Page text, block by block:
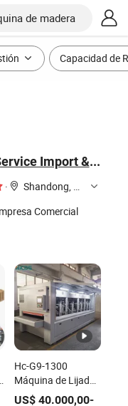
Capacidad de
Qingdao High-Class Service Import & Export Co., Ltd.
·
Shandong, China
Comercial
Hc-G9-1300
Máquina de Lijado
Vertical de Banda
US$ 40.000,00-